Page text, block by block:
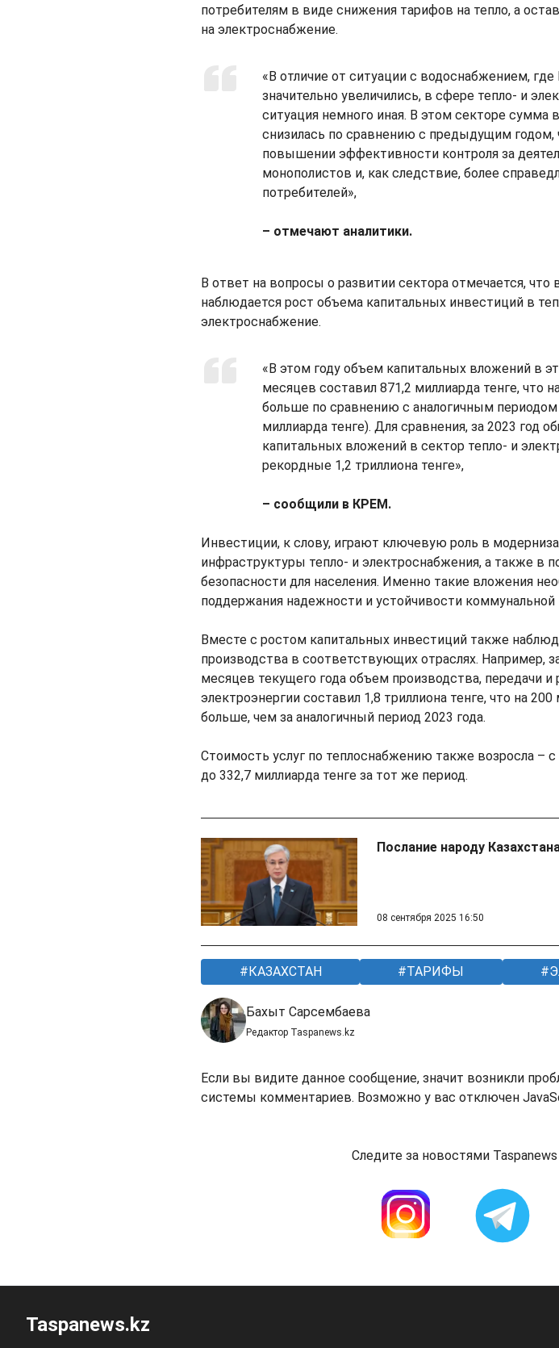
потребителям в виде снижения тарифов на тепло, а
на электроснабжение.
«В отличие от ситуации с водоснабжением,
значительно увеличились, в сфере тепло- и
ситуация немного иная. В этом секторе сумма
снизилась по сравнению с предыдущим годом,
повышении эффективности контроля за
монополистов и, как следствие, более
потребителей»,
– отмечают аналитики.
В ответ на вопросы о развитии сектора отмечается, что
наблюдается рост объема капитальных инвестиций в
электроснабжение.
«В этом году объем капитальных вложений в
месяцев составил 871,2 миллиарда тенге, что
больше по сравнению с аналогичным периодом
миллиарда тенге). Для сравнения, за 2023 год
капитальных вложений в сектор тепло- и
рекордные 1,2 триллиона тенге»,
– сообщили в КРЕМ.
Инвестиции, к слову, играют ключевую роль в
инфраструктуры тепло- и электроснабжения, а также в
безопасности для населения. Именно такие вложения
поддержания надежности и устойчивости
Вместе с ростом капитальных инвестиций также
производства в соответствующих отраслях. Например,
месяцев текущего года объем производства, передачи и
электроэнергии составил 1,8 триллиона тенге, что на
больше, чем за аналогичный период 2023 года.
Стоимость услуг по теплоснабжению также возросла – с
до 332,7 миллиарда тенге за тот же период.
Послание народу
08 сентября 2025 16:50
КАЗАХСТАН ТАРИФЫ
Бахыт Сарсембаева
Редактор Taspanews.kz
Если вы видите данное сообщение, значит возникли
системы комментариев. Возможно у вас отключен
Следите за новостями Taspanews
Taspanews.kz